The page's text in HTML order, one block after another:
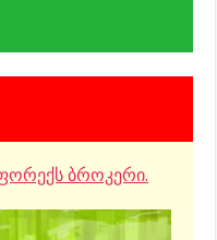
ბროკერი.